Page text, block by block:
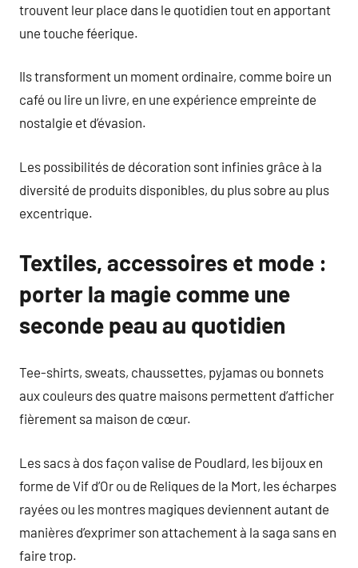
trouvent leur place dans le quotidien tout en apportant
une touche féerique.
Ils transforment un moment ordinaire, comme boire un
café ou lire un livre, en une expérience empreinte de
nostalgie et d’évasion.
Les possibilités de décoration sont infinies grâce à la
diversité de produits disponibles, du plus sobre au plus
excentrique.
Textiles, accessoires et mode :
porter la magie comme une
seconde peau au quotidien
Tee-shirts, sweats, chaussettes, pyjamas ou bonnets
aux couleurs des quatre maisons permettent d’afficher
fièrement sa maison de cœur.
Les sacs à dos façon valise de Poudlard, les bijoux en
forme de Vif d’Or ou de Reliques de la Mort, les écharpes
rayées ou les montres magiques deviennent autant de
manières d’exprimer son attachement à la saga sans en
faire trop.